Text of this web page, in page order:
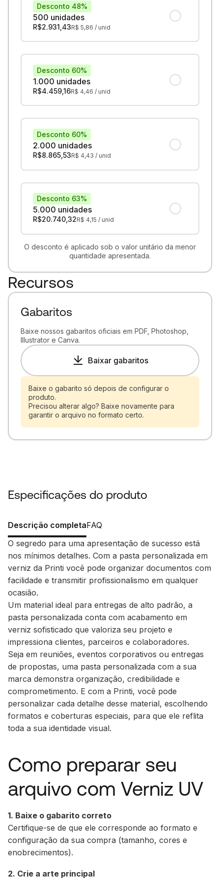
500 unidades
Desconto 48%
R$2.931,43R$5,86 / unid
1.000 unidades
Desconto 60%
R$4.459,16R$ 4,46 / unid
2.000 unidades
Desconto 60%
R$8.865,53R$ 4,43 / unid
5.000 unidades
Desconto 63%
R$20.740,32R$ 4,15 / unid
O desconto é aplicado sob o valor unitário da menor
quantidade apresentada.
Recursos
Gabaritos
Baixe nossos gabaritos oficiais em PDF, Photoshop,
Illustrator e Canva.
Baixar gabaritos
Baixe o gabarito só depois de configurar o
produto.
Precisou alterar algo? Baixe novamente para
garantir o arquivo no formato certo.
Especificações do produto
Descrição completaFAQ
O segredo para uma apresentação de sucesso está
nos mínimos detalhes. Com a pasta personalizada em
verniz da Printi você pode organizar documentos com
facilidade e transmitir profissionalismo em qualquer
ocasião.
Um material ideal para entregas de alto padrão, a
pasta personalizada conta com acabamento em
verniz sofisticado que valoriza seu projeto e
impressiona clientes, parceiros e colaboradores.
Seja em reuniões, eventos corporativos ou entregas
de propostas, uma pasta personalizada com a sua
marca demonstra organização, credibilidade e
comprometimento. E com a Printi, você pode
personalizar cada detalhe desse material, escolhendo
formatos e coberturas especiais, para que ele reflita
toda a sua identidade visual.
Como preparar seu
arquivo com Verniz UV
1. Baixe o gabarito correto
Certifique-se de que ele corresponde ao formato e
configuração da sua compra (tamanho, cores e
enobrecimentos).
2. Crie a arte principal